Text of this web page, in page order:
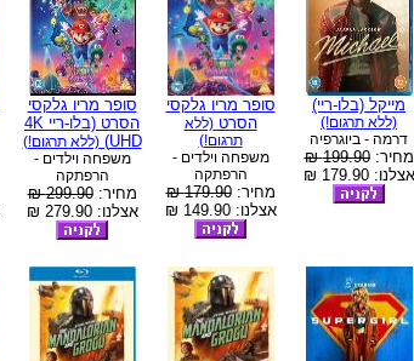
מייקל (בלו-ריי)
(ללא תרגום!)
דרמה - ביוגרפיה
מחיר:199.90 ₪
אצלנו: 179.90 ₪
סופר מריו גלקסי
הסרט(ללא
תרגום!)
משפחה וילדים -
הרפתקה
מחיר:179.90 ₪
אצלנו: 149.90 ₪
סופר מריו גלקסי
הסרט (בלו-ריי 4K
UHD) (ללא תרגום!)
משפחה וילדים -
הרפתקה
מחיר:299.90 ₪
אצלנו: 279.90 ₪